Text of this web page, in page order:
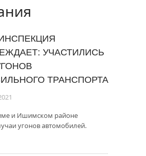
УЧАСТИЛИСЬ
ТРАНСПОРТА
и Ишимском районе
угонов автомобилей.